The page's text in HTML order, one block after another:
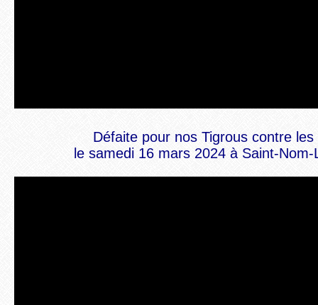
Défaite pour nos Tigrous contre les
le samedi 16 mars 2024 à Saint-